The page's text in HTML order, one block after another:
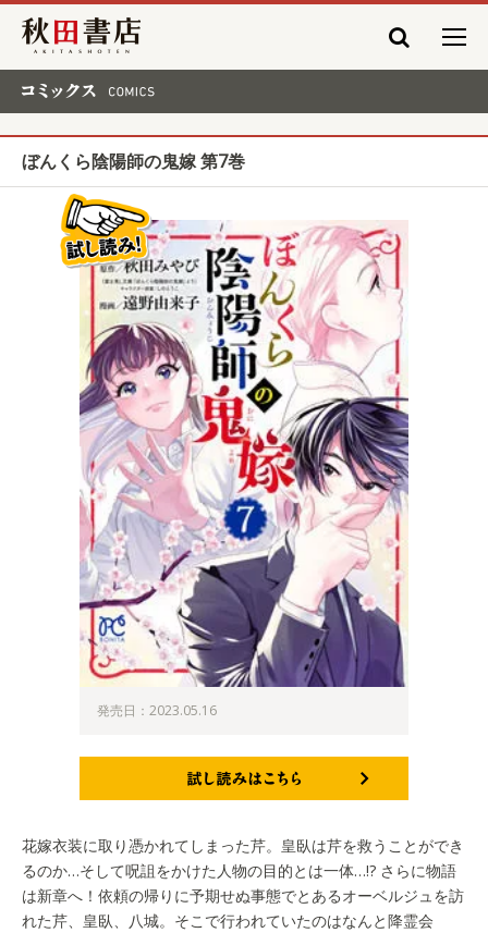
秋田書店
ぼんくら陰陽師の鬼嫁 第7巻
発売日：2023.05.16
花嫁衣装に取り憑かれてしまった芹。皇臥は芹を救うことができ
るのか…そして呪詛をかけた人物の目的とは一体…!? さらに物語
は新章へ！依頼の帰りに予期せぬ事態でとあるオーベルジュを訪
れた芹、皇臥、八城。そこで行われていたのはなんと降霊会